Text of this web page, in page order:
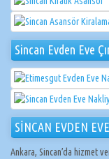
Sincan Evden Eve
SİNCAN EVDEN
Ankara, Sincan’da hizmet